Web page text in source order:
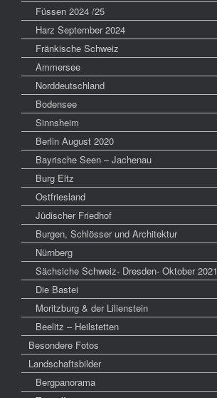
Füssen 2024 /25
Harz September 2024
Fränkische Schweiz
Ammersee
Norddeutschland
Bodensee
Sinnsheim
Berlin August 2020
Bayrische Seen – Jachenau
Burg Eltz
Ostfriesland
Jüdischer Friedhof
Burgen, Schlösser und Architektur
Nürnberg
Sächsiche Schweiz- Dresden- Oktober 2021
Die Bastei
Moritzburg & der Lilienstein
Beelitz – Heilstetten
Besondere Fotos
Landschaftsbilder
Bergpanorama